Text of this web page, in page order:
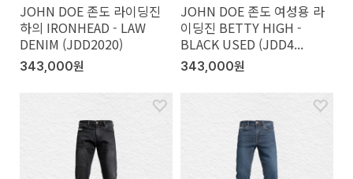
JOHN DOE 존도 라이딩진
하의 IRONHEAD - LAW
DENIM (JDD2020)
343,000원
JOHN DOE 존도 여성용 라
이딩진 BETTY HIGH -
BLACK USED (JDD4...
343,000원